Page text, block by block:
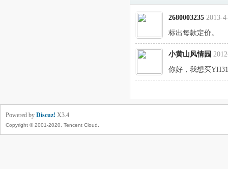
2680003235 2013-
标出每款定价。
小黄山风情园
你好，我想买
Powered by Discuz! X3.4
Copyright © 2001-2020, Tencent Cloud.